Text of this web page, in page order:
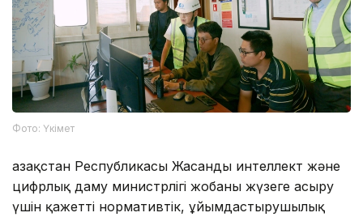
Фото: Үкімет
Қазақстан Республикасы Жасанды интеллект және
цифрлық даму министрлігі жобаны жүзеге асыру
үшін қажетті нормативтік, ұйымдастырушылық